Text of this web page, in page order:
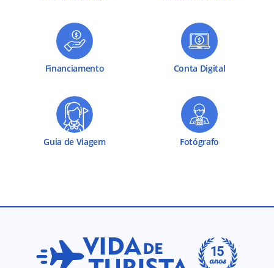
Financiamento Conta Digital
Guia de Viagem Fotógrafo